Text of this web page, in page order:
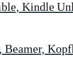
Kindle
Beamer,